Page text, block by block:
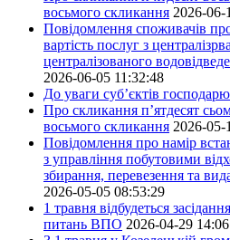
восьмого скликання 2026-06-
Повідомлення споживачів
вартість послуг з
централізованого
2026-06-05 11:32:48
До уваги суб’єктів
Про скликання п’ятдесят
восьмого скликання 2026-05-
Повідомлення про намір
з управління побутовими
збирання, перевезення та
2026-05-05 08:53:29
1 травня відбудеться
питань ВПО 2026-04-29